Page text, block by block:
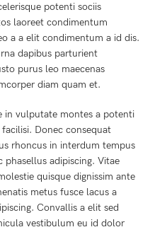
potenti sociis
laoreet condimentum
a a elit condimentum a id dis.
dapibus parturient
purus leo maecenas
diam quam et.
in vulputate montes a potenti
Donec consequat
rhoncus in interdum tempus
adipiscing. Vitae
quisque dignissim ante
metus fusce lacus a
Convallis a elit sed
vestibulum eu id dolor